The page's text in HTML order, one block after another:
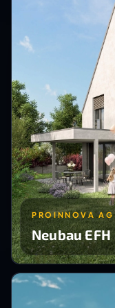
PROINNOVA AG
Neubau EFH